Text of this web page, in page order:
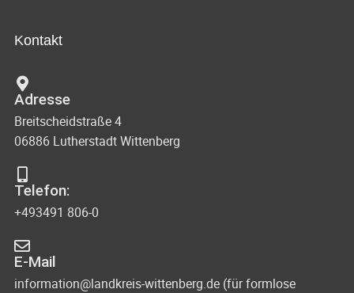
Kontakt
Adresse
Breitscheidstraße 4
06886 Lutherstadt Wittenberg
Telefon:
+493491 806-0
E-Mail
information@landkreis-wittenberg.de (für formlose